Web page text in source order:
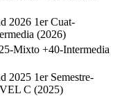
2026 1er Cuat-
(2026)
Mixto +40-Intermedia
2025 1er Semestre-
C (2025)